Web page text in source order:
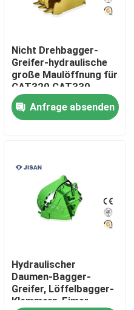
Nicht Drehbagger-
Greifer-hydraulische
große Maulöffnung für
CAT320 CAT330
Anfrage absenden
Hydraulischer
Daumen-Bagger-
Greifer, Löffelbagger-
Klammern-Eimer-